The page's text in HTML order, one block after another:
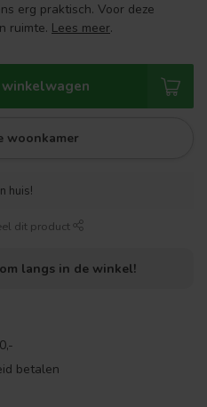
erg praktisch. Voor deze
ruimte. Lees meer.
winkelwagen
woonkamer
huis!
dit product
langs in de winkel!
betalen